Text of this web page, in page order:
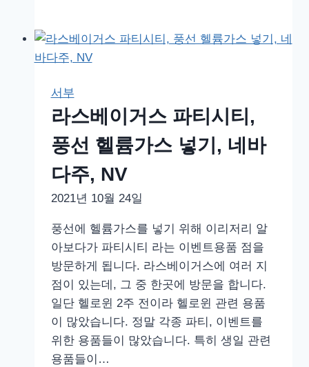
이
인
마
트
그
린
드
(Greenland),
네
바
다
주,
NV
서부
라스베이거스 파티시티,
풍선 헬륨가스 넣기, 네바
다주, NV
2021년 10월 24일
풍선에 헬륨가스를 넣기 위해 이리저리 알
아보다가 파티시티 라는 이벤트용품 점을
방문하게 됩니다. 라스베이거스에 여러 지
점이 있는데, 그 중 한곳에 방문을 합니다.
일단 헬로윈 2주 전이라 헬로윈 관련 용품
이 많았습니다. 정말 각종 파티, 이벤트를
위한 용품들이 많았습니다. 특히 생일 관련
용품들이…